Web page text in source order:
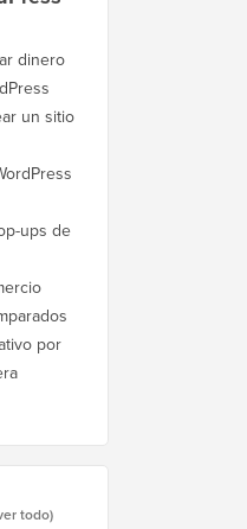
dinero
un sitio
ups de
por
todo)